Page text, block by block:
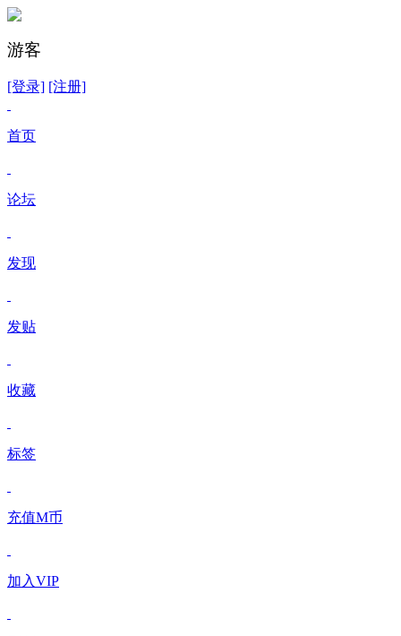
游客
[登录] [注册]
首页
论坛
发现
发贴
收藏
标签
充值M币
加入VIP